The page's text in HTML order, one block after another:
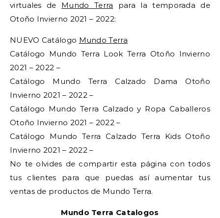
virtuales de Mundo Terra para la temporada de
Otoño Invierno 2021 – 2022:
NUEVO Catálogo Mundo Terra
Catálogo Mundo Terra Look Terra Otoño Invierno
2021 – 2022 –
Catálogo Mundo Terra Calzado Dama Otoño
Invierno 2021 – 2022 –
Catálogo Mundo Terra Calzado y Ropa Caballeros
Otoño Invierno 2021 – 2022 –
Catálogo Mundo Terra Calzado Terra Kids Otoño
Invierno 2021 – 2022 –
No te olvides de compartir esta página con todos
tus clientes para que puedas así aumentar tus
ventas de productos de Mundo Terra.
Mundo Terra Catalogos